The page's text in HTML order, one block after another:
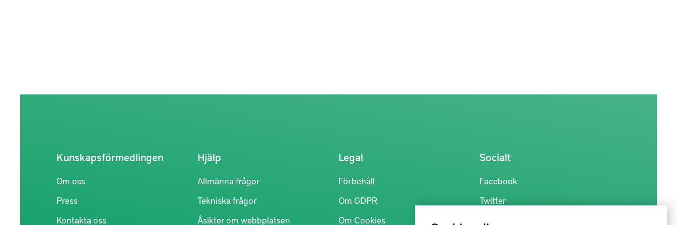
Kunskapsförmedlingen
Om oss
Press
Kontakta oss
Hjälp
Allmänna frågor
Tekniska frågor
Åsikter om webbplatsen
Legal
Förbehåll
Om GDPR
Om Cookies
Socialt
Facebook
Twitter